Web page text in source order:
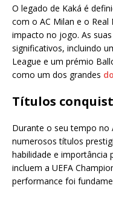
O legado de Kaká é
com o AC Milan e o
impacto no jogo. As
significativos, incluindo
League e um prémio
como um dos grandes
Títulos
Durante o seu tempo no
numerosos títulos
habilidade e importância
incluem a UEFA
performance foi